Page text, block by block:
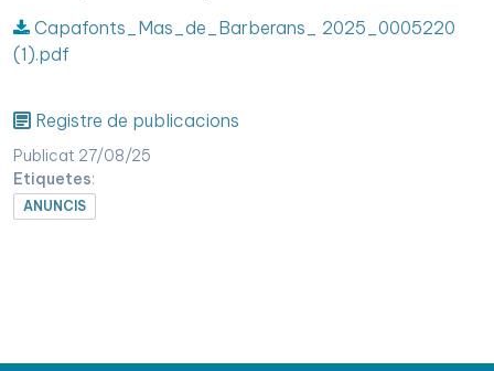
Capafonts_Mas_de_Barberans_ 2025_0005220
(1).pdf
Registre de publicacions
Publicat 27/08/25
Etiquetes:
ANUNCIS